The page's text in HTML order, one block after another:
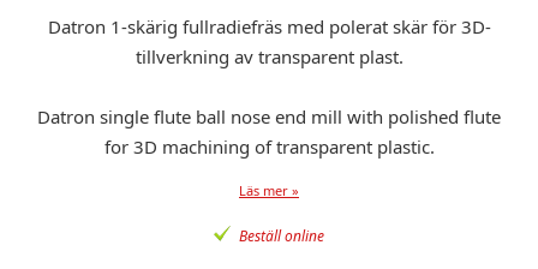
Datron 1-skärig fullradiefräs med polerat skär för 3D-
tillverkning av transparent plast.
Datron single flute ball nose end mill with polished flute
for 3D machining of transparent plastic.
Läs mer »
Beställ online